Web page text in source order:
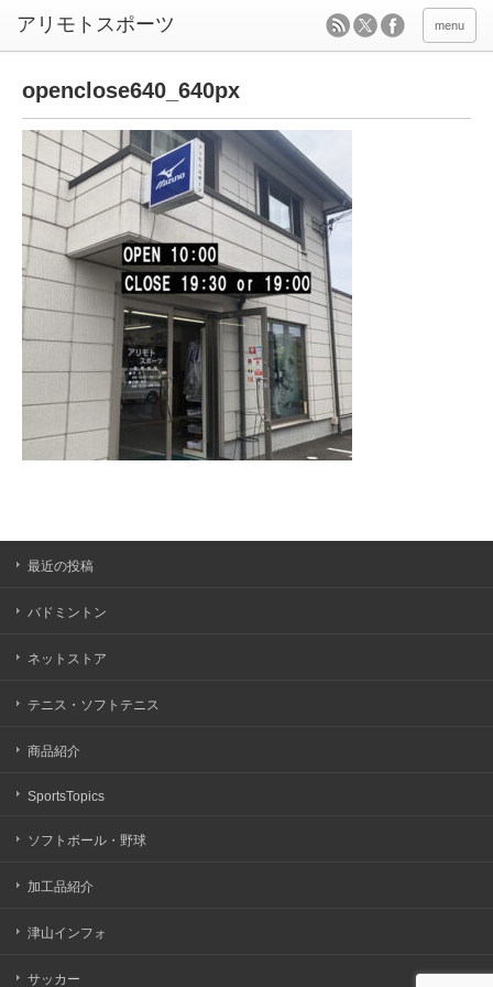
menu
openclose640_640px
最近の投稿
バドミントン
ネットストア
テニス・ソフトテニス
商品紹介
SportsTopics
ソフトボール・野球
加工品紹介
津山インフォ
サッカー